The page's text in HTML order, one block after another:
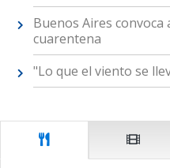
Buenos Aires
cuarentena
"Lo que el viento se